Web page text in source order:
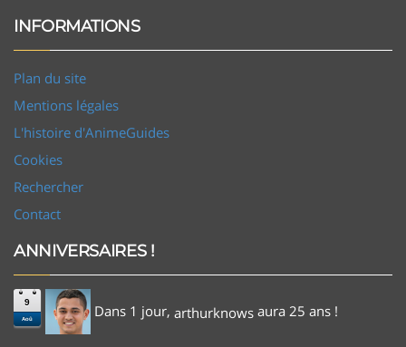
INFORMATIONS
Plan du site
Mentions légales
L'histoire d'AnimeGuides
Cookies
Rechercher
Contact
ANNIVERSAIRES !
9
Aoû Dans 1 jour, arthurknows aura 25 ans !